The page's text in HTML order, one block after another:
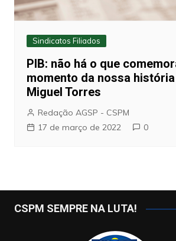
Sindicatos Filiados
PIB: não há o que
momento da nossa
Miguel Torres
Redação AGSP - CSPM
17 de março de 2022
0
CSPM SEMPRE NA LUTA!